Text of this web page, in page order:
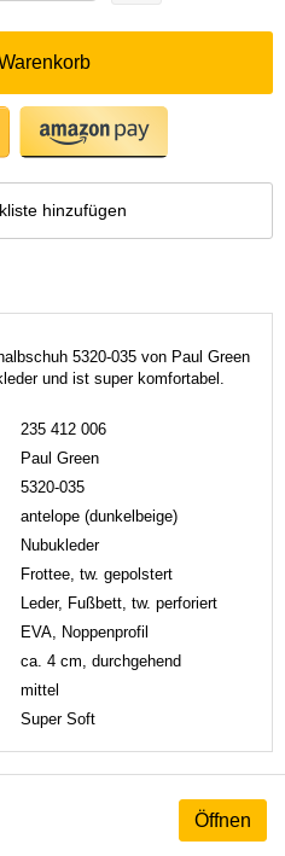
hinzufügen
5320-035 von Paul Green
und ist super komfortabel.
235 412 006
Paul Green
5320-035
antelope (dunkelbeige)
Nubukleder
Frottee, tw. gepolstert
Leder, Fußbett, tw. perforiert
EVA, Noppenprofil
ca. 4 cm, durchgehend
mittel
Super Soft
Öffnen